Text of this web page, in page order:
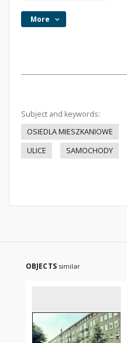
More
Subject and keywords:
OSIEDLA MIESZKANIOWE
ULICE
SAMOCHODY
OBJECTS similar